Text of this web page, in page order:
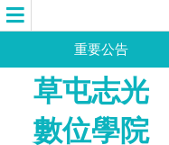
重要公告
草屯志光
數位學院